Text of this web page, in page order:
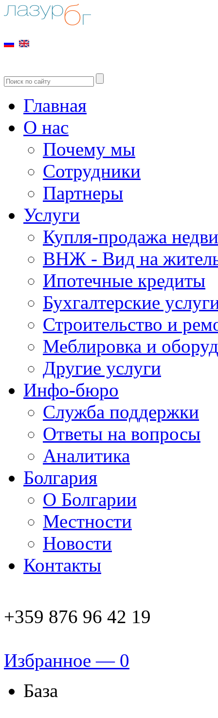
Главная
О нас
Почему мы
Сотрудники
Партнеры
Услуги
Купля-продажа
ВНЖ - Вид на
Ипотечные кредиты
Бухгалтерские
Строительство и
Меблировка и
Другие услуги
Инфо-бюро
Служба поддержки
Ответы на вопросы
Аналитика
Болгария
О Болгарии
Местности
Новости
Контакты
+359 876 96 42 19
Избранное — 0
База